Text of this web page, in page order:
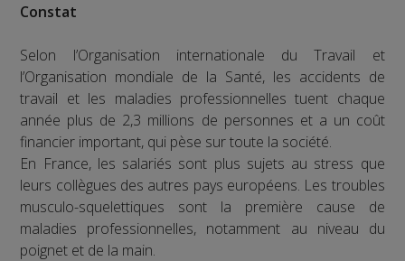
Constat
Selon l’Organisation internationale du Travail et
l’Organisation mondiale de la Santé, les accidents de
travail et les maladies professionnelles tuent chaque
année plus de 2,3 millions de personnes et a un coût
financier important, qui pèse sur toute la société.
En France, les salariés sont plus sujets au stress que
leurs collègues des autres pays européens. Les troubles
musculo-squelettiques sont la première cause de
maladies professionnelles, notamment au niveau du
poignet et de la main.